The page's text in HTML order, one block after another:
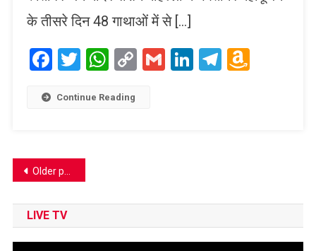
के तीसरे दिन 48 गाथाओं में से […]
Facebook
Twitter
WhatsApp
CopyGmailLinkedIn
Telegram
Continue Reading
Posts
navigation
Older posts
LIVE TV